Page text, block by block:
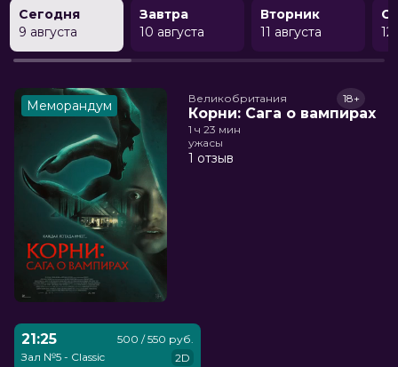
Сегодня
9 августа
Завтра
10 августа
Вторник
11 августа
12
Меморандум Великобритания
Корни: Сага о вампирах
18+
1 ч 23 мин
ужасы
1 отзыв
21:25
Зал №5 - Classic
500 / 550 руб.
2D